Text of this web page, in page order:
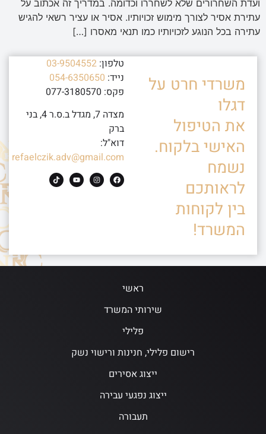
ועדת השחרורים שלא לשחררו וכדומה. במדריך זה אכתוב על
עתירת אסיר לצורך מימוש זכויותיו. אסיר או עציר רשאי להגיש
עתירה בכל הנוגע לזכויותיו כמו תנאי מאסרו […]
משרדי חרט על
דגלו
את הטיפול
האישי בלקוח.
נשמח
לראותכם
בין לקוחות
המשרד!
טלפון: 03-9504552
נייד: 054-6350650
פקס: 077-3180570
מצדה 7, מגדל ב.ס.ר 4, בני
ברק
דוא"ל:
refaelczik.adv@gmail.com
ראשי
שירותי המשרד
פלילי
רישום פלילי, חנינות ורישוי נשק
ייצוג אסירים
ייצוג נפגעי עבירה
תעבורה